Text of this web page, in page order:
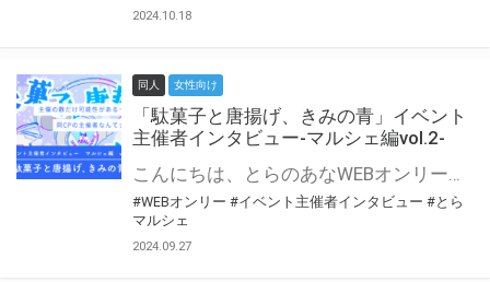
2024.10.18
同人 女性向け
「駄菓子と唐揚げ、きみの青」イベント
主催者インタビュー-マルシェ編vol.2-
こんにちは、とらのあなWEBオンリー運営スタッフです。 新たにお届けする、イベント主催者インタビュー-マルシェ編-は、 とらのあなWEBオンリー「マルシェ」をご利用の主催様に 「マルシェ」を使ってイベントを開催した感想や心がけをお聞きする企画です。 今回は、WEBオンリー初開催「駄菓子と唐揚げ、きみの青」より、 主催のぎこ六屋様にお話を伺いました。 協力：ぎこ六屋様／イベント公式Twitter（@krkgwks） とらのあなWEBオンリー「マルシェ」とは？ WEBオンリーでリアルタイムでコミュニケーションがとれるオンライン会場です。
#WEBオンリー #イベント主催者インタビュー #とら
マルシェ
2024.09.27